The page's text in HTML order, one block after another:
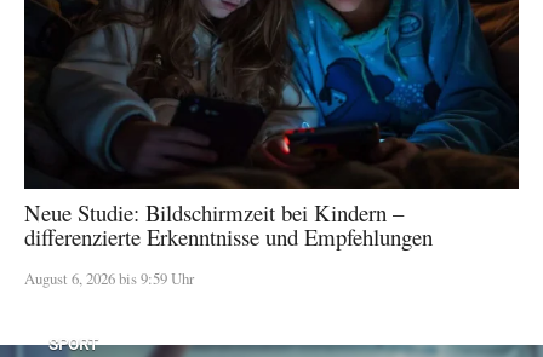
Neue Studie: Bildschirmzeit bei Kindern –
differenzierte Erkenntnisse und Empfehlungen
August 6, 2026 bis 9:59 Uhr
SPORT